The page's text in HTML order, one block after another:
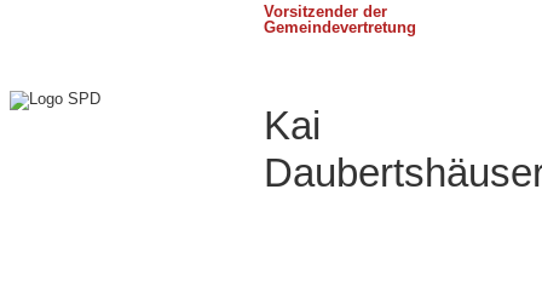
Vorsitzender der
Gemeindevertretung
Kai